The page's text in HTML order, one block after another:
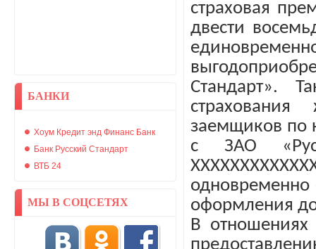
БАНКИ
Хоум Кредит энд Финанс Банк
Банк Русский Стандарт
ВТБ 24
МЫ В СОЦСЕТЯХ
страховая
двести
Стандарт».
заемщиков по
с ЗАО
одновременно
оформления
В